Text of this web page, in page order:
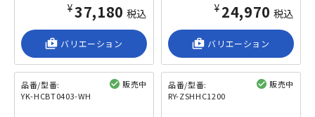
¥37,180 税込
shop_2 バリエーション
¥24,970 税込
shop_2 バリエーション
品番/型番:
YK-HCBT0403-WH
販売中
品番/型番:
RY-ZSHHC1200
販売中